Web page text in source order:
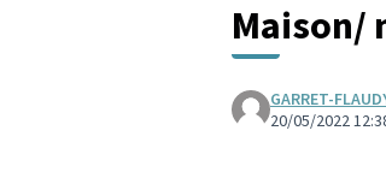
Maison/
GARRET-
20/05/2022